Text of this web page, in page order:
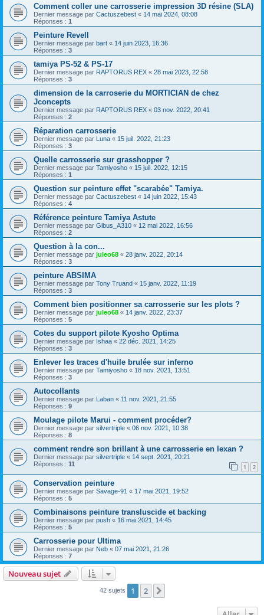
Comment coller une carrosserie impression 3D résine (SLA)
Dernier message par Cactuszebest « 14 mai 2024, 08:08
Réponses : 1
Peinture Revell
Dernier message par bart « 14 juin 2023, 16:36
Réponses : 3
tamiya PS-52 & PS-17
Dernier message par RAPTORUS REX « 28 mai 2023, 22:58
Réponses : 3
dimension de la carroserie du MORTICIAN de chez
Jconcepts
Dernier message par RAPTORUS REX « 03 nov. 2022, 20:41
Réponses : 2
Réparation carrosserie
Dernier message par Luna « 15 juil. 2022, 21:23
Réponses : 3
Quelle carrosserie sur grasshopper ?
Dernier message par Tamiyosho « 15 juil. 2022, 12:15
Réponses : 1
Question sur peinture effet "scarabée" Tamiya.
Dernier message par Cactuszebest « 14 juin 2022, 15:43
Réponses : 4
Référence peinture Tamiya Astute
Dernier message par Gibus_A310 « 12 mai 2022, 16:56
Réponses : 2
Question à la con...
Dernier message par juleo68 « 28 janv. 2022, 20:14
Réponses : 3
peinture ABSIMA
Dernier message par Tony Truand « 15 janv. 2022, 11:19
Réponses : 3
Comment bien positionner sa carrosserie sur les plots ?
Dernier message par juleo68 « 14 janv. 2022, 23:37
Réponses : 5
Cotes du support pilote Kyosho Optima
Dernier message par Ishaa « 22 déc. 2021, 14:25
Réponses : 3
Enlever les traces d'huile brulée sur inferno
Dernier message par Tamiyosho « 18 nov. 2021, 13:51
Réponses : 3
Autocollants
Dernier message par Laban « 11 nov. 2021, 21:55
Réponses : 9
Moulage pilote Marui - comment procéder?
Dernier message par silvertriple « 06 nov. 2021, 10:38
Réponses : 8
comment rendre son brillant à une carrosserie en lexan ?
Dernier message par silvertriple « 14 sept. 2021, 20:21
Réponses : 11 1 2
Conservation peinture
Dernier message par Savage-91 « 17 mai 2021, 19:52
Réponses : 5
Combinaisons peinture transluscide et backing
Dernier message par push « 16 mai 2021, 14:45
Réponses : 5
Carrosserie pour Ultima
Dernier message par Neb « 07 mai 2021, 21:26
Réponses : 7
Nouveau sujet
42 sujets 1 2